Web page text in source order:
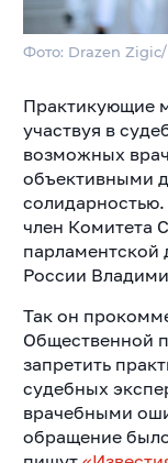
Фото: Drazen
Практикующие
участвуя в
возможных
объективными
член Комитета
парламентской
России
Так он
Общественной
запретить
судебных
врачебными
обращение